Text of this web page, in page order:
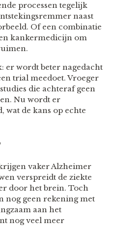
processen tegelijk
naast
Of een combinatie
kankermedicijn om
er wordt beter nagedacht
trial meedoet. Vroeger
die achteraf geen
Nu wordt er
wat de kans op echte
vaker Alzheimer
verspreidt de ziekte
door het brein. Toch
nog geen rekening met
aan het
nog veel meer